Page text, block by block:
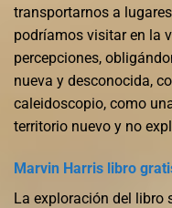
transportarnos a
podríamos visitar en la
percepciones,
nueva y desconocida,
caleidoscopio, como
territorio nuevo y no
Marvin Harris libro
La exploración del libro